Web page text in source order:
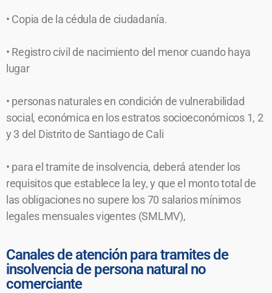
• Copia de la cédula de ciudadanía.
• Registro civil de nacimiento del menor cuando haya
lugar
• personas naturales en condición de vulnerabilidad
social, económica en los estratos socioeconómicos 1, 2
y 3 del Distrito de Santiago de Cali
• para el tramite de insolvencia, deberá atender los
requisitos que establece la ley, y que el monto total de
las obligaciones no supere los 70 salarios mínimos
legales mensuales vigentes (SMLMV),
Canales de atención para tramites de
insolvencia de persona natural no
comerciante